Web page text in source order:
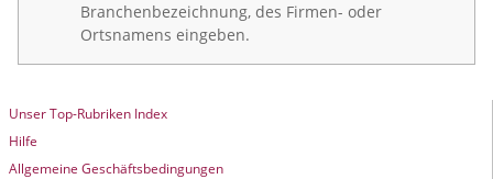
Branchenbezeichnung, des Firmen- oder
Ortsnamens eingeben.
Unser Top-Rubriken Index
Hilfe
Allgemeine Geschäftsbedingungen